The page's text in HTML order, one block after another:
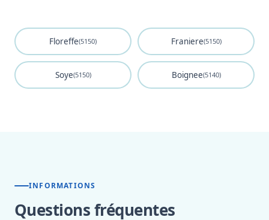
Floreffe(5150) Franiere(5150)
Soye(5150) Boignee(5140)
INFORMATIONS
Questions fréquentes